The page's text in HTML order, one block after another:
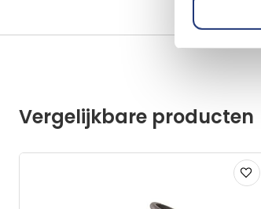
Vergelijkbare producten
Voeg
toe